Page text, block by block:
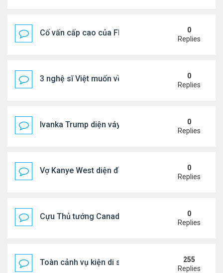
Cố vấn cấp cao của FIFA từ chức để phán đối
0
Replies
3 nghệ sĩ Việt muốn về VN nhưng số phận an bài
0
Replies
Ivanka Trump diện váy hở eo táo bạo, khoe vòng
0
Replies
Vợ Kanye West diện đồ xẻ bạo, dự tiệc ở đảo Ibiza
0
Replies
Cựu Thủ tướng Canada đắm đuối khóa môi Katy
0
Replies
Toàn cảnh vụ kiện di sản CNS VŨ LINH
255
Replies